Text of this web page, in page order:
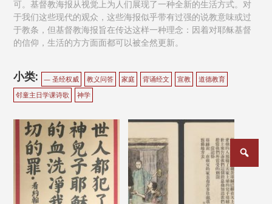
可。基督教海报从视觉上为人们展现了一种全新的生活方式。对
于我们这些现代的观众，这些海报似乎带有过强的说教意味或过
于教条，但基督教海报旨在传达这样一种理念：因着对耶稣基督
的信仰，生活的方方面面都可以被全然更新。
小类: — 圣经权威 教义问答 家庭 背诵经文 宣教
道德教育
邻童主日学课诗歌
神学
文
章
分
页